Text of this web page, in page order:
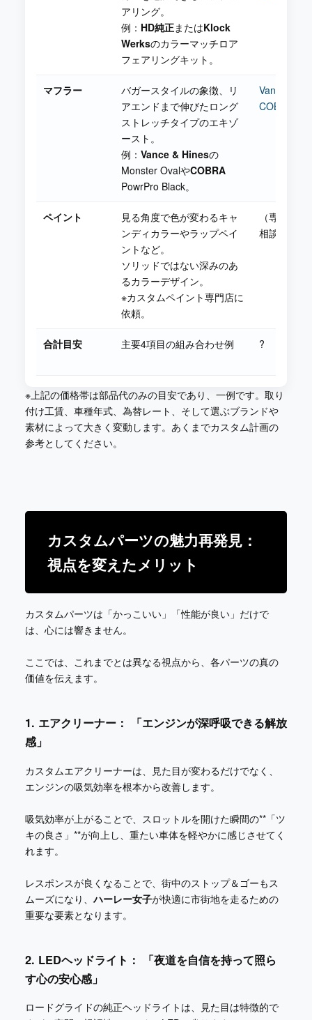
アリング。
例： HD純正またはKlock
Werksのカラーマッチロア
フェアリングキット。
マフラー
バガースタイルの象徴、リ
アエンドまで伸びたロング
ストレッチタイプのエキゾ
ースト。
例： Vance & Hinesの
Monster OvalやCOBRA
PowrPro Black。
Vance &
COBRA
ペイント
見る角度で色が変わるキャ
ンディカラーやラップペイ
ントなど。
ソリッドではない深みのあ
るカラーデザイン。
※カスタムペイント専門店に
依頼。
（専門シ
相談）
合計目安 主要4項目の組み合わせ例 ?
※上記の価格帯は部品代のみの目安であり、一例です。取り
付け工賃、車種年式、為替レート、そして選ぶブランドや
素材によって大きく変動します。あくまでカスタム計画の
参考としてください。
カスタムパーツの魅力再発見：
視点を変えたメリット
カスタムパーツは「かっこいい」「性能が良い」だけで
は、心には響きません。
ここでは、これまでとは異なる視点から、各パーツの真の
価値を伝えます。
1. エアクリーナー： 「エンジンが深呼吸できる解放
感」
カスタムエアクリーナーは、見た目が変わるだけでなく、
エンジンの吸気効率を根本から改善します。
吸気効率が上がることで、スロットルを開けた瞬間の**「ツ
キの良さ」**が向上し、重たい車体を軽やかに感じさせてく
れます。
レスポンスが良くなることで、街中のストップ＆ゴーもス
ムーズになり、ハーレー女子が快適に市街地を走るための
重要な要素となります。
2. LEDヘッドライト： 「夜道を自信を持って照ら
す心の安心感」
ロードグライドの純正ヘッドライトは、見た目は特徴的で